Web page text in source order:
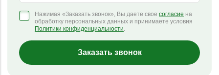
Нажимая «Заказать звонок», Вы даете свое согласие на
обработку персональных данных и принимаете условия
Политики конфиденциальности.
Заказать звонок